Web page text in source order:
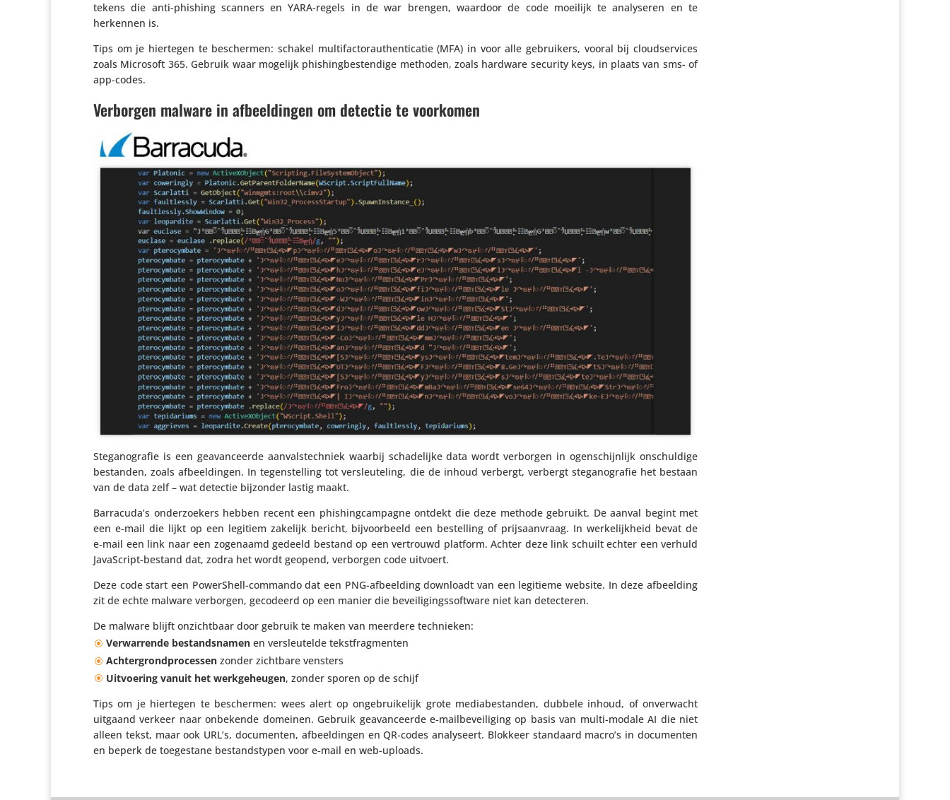
tekens die anti-phishing scanners en YARA-regels in de war brengen, waardoor de code moeilijk te analy­seren en te
herkennen is.
Tips om je hiertegen te beschermen: schakel multi­fac­to­r­au­then­ti­catie (MFA) in voor alle gebrui­kers, vooral bij cloud­ser­vices
zoals Microsoft 365. Gebruik waar mogelijk phis­hing­be­sten­dige methoden, zoals hardware security keys, in plaats van sms- of
app-codes.
Verborgen malware in afbeeldingen om detectie te voorkomen
Stega­no­grafie is een geavan­ceerde aanvals­tech­niek waarbij scha­de­lijke data wordt verborgen in ogen­schijn­lijk onschul­dige
bestanden, zoals afbeel­dingen. In tegen­stel­ling tot versleu­te­ling, die de inhoud verbergt, verbergt stega­no­grafie het bestaan
van de data zelf – wat detectie bijzonder lastig maakt.
Barracuda’s onder­zoe­kers hebben recent een phis­hing­cam­pagne ontdekt die deze methode gebruikt. De aanval begint met
een e‑mail die lijkt op een legitiem zakelijk bericht, bijvoor­beeld een bestel­ling of prijs­aan­vraag. In werke­lijk­heid bevat de
e‑mail een link naar een zogenaamd gedeeld bestand op een vertrouwd platform. Achter deze link schuilt echter een verhuld
JavaScript-bestand dat, zodra het wordt geopend, verborgen code uitvoert.
Deze code start een PowerS­hell-commando dat een PNG-afbeel­ding downloadt van een legitieme website. In deze afbeel­ding
zit de echte malware verborgen, gecodeerd op een manier die bevei­li­gings­soft­ware niet kan detecteren.
De malware blijft onzicht­baar door gebruik te maken van meerdere technieken:
Verwar­rende bestands­namen en versleu­telde tekstfragmenten
Achter­grond­pro­cessenzonder zichtbare vensters
Uitvoe­ring vanuit het werk­ge­heugen, zonder sporen op de schijf
Tips om je hiertegen te beschermen: wees alert op onge­brui­ke­lijk grote media­be­standen, dubbele inhoud, of onver­wacht
uitgaand verkeer naar onbekende domeinen. Gebruik geavan­ceerde e‑mailbeveiliging op basis van multi-modale AI die niet
alleen tekst, maar ook URL’s, docu­menten, afbeel­dingen en QR-codes analy­seert. Blokkeer standaard macro’s in docu­menten
en beperk de toege­stane bestands­typen voor e‑mail en web-uploads.